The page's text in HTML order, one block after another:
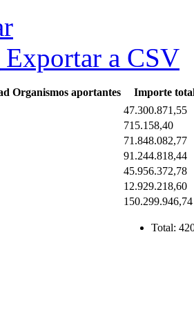
Exportar a CSV
Organismos aportantes
Importe
47.300.871,55
715.158,40
71.848.082,77
91.244.818,44
45.956.372,78
12.929.218,60
150.299.946,74
Total: